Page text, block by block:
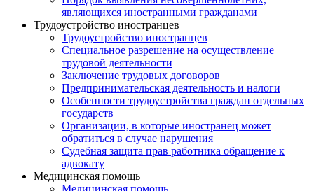
являющихся иностранными гражданами
Трудоустройство иностранцев
Трудоустройство иностранцев
Специальное разрешение на осуществление
трудовой деятельности
Заключение трудовых договоров
Предпринимательская деятельность и налоги
Особенности трудоустройства граждан отдельных
государств
Организации, в которые иностранец может
обратиться в случае нарушения
Судебная защита прав работника обращение к
адвокату
Медицинская помощь
Медицинская помощь